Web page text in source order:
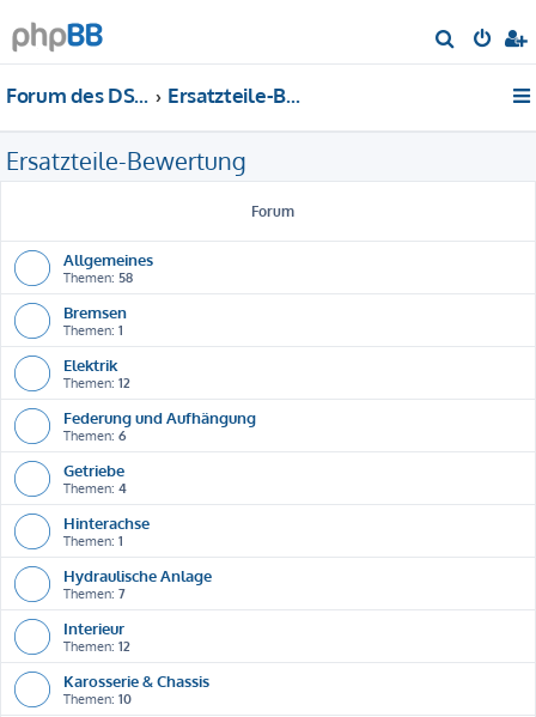
u
Forum des DS-Club Deutschland e.V. Ersatzteile-Bewertung
Ersatzteile-Bewertung
Forum
Allgemeines
Themen: 58
Bremsen
Themen: 1
Elektrik
Themen: 12
Federung und Aufhängung
Themen: 6
Getriebe
Themen: 4
Hinterachse
Themen: 1
Hydraulische Anlage
Themen: 7
Interieur
Themen: 12
Karosserie & Chassis
Themen: 10